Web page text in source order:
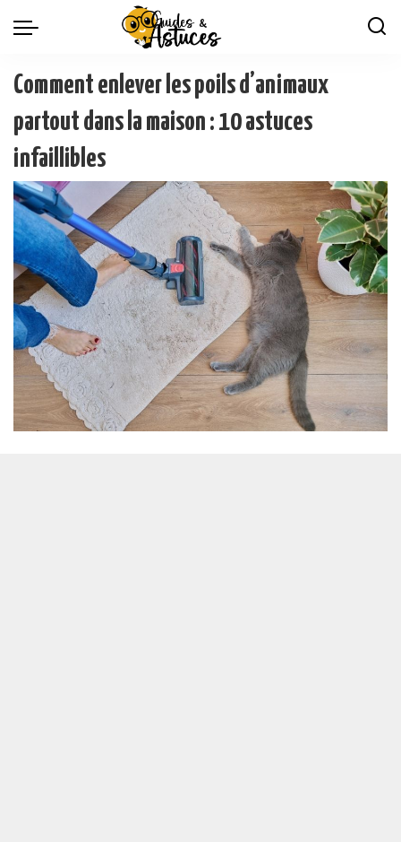
Comment enlever les poils d’animaux
partout dans la maison : 10 astuces
infaillibles